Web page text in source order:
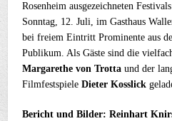
Rosenheim ausgezeichneten
Sonntag, 12. Juli, im Gasthaus
bei freiem Eintritt Prominente aus
Publikum. Als Gäste sind die
Margarethe von Trotta und der
FilmfestspieleDieter Kosslick
Bericht und Bilder: Reinhart